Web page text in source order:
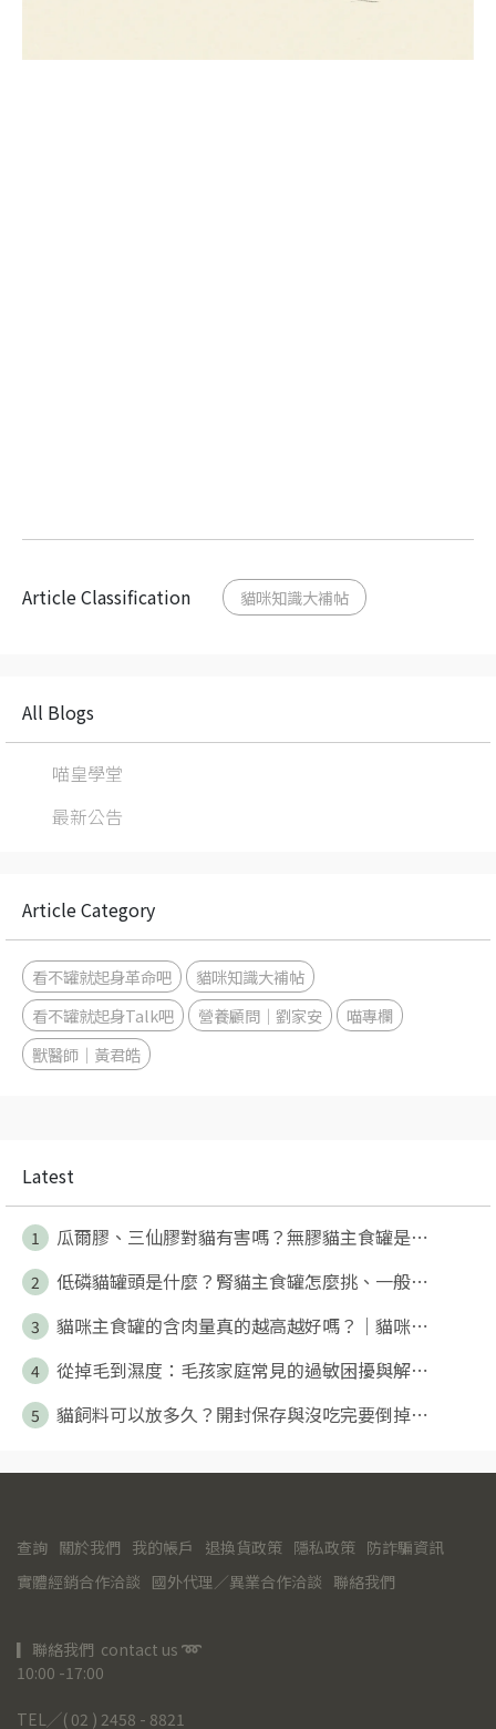
Article Classification 貓咪知識大補帖
All Blogs
喵皇學堂
最新公告
Article Category
看不罐就起身革命吧
貓咪知識大補帖
看不罐就起身Talk吧
營養顧問｜劉家安
喵專欄
獸醫師｜黃君皓
Latest
1 瓜爾膠、三仙膠對貓有害嗎？無膠貓主食罐是⋯
2 低磷貓罐頭是什麼？腎貓主食罐怎麼挑、一般⋯
3 貓咪主食罐的含肉量真的越高越好嗎？｜貓咪⋯
4 從掉毛到濕度：毛孩家庭常見的過敏困擾與解⋯
5 貓飼料可以放多久？開封保存與沒吃完要倒掉⋯
查詢 關於我們 我的帳戶 退換貨政策 隱私政策 防詐騙資訊
實體經銷合作洽談 國外代理／異業合作洽談 聯絡我們
▎聯絡我們  contact us ➿
10:00 -17:00
TEL╱( 02 ) 2458 - 8821